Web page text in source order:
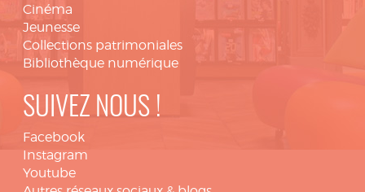
Cinéma
Jeunesse
Collections patrimoniales
Bibliothèque numérique
SUIVEZ NOUS !
Facebook
Instagram
Youtube